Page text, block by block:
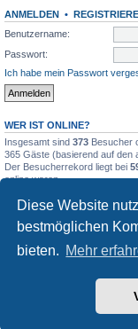
Diese Website
bestmöglichen
bieten. Mehr
ANMELDEN •
Benutzername:
Passwort:
Ich habe mein Passwort
WER IST ONLINE?
Insgesamt sind 373 Besucher
365 Gäste (basierend auf den
Der Besucherrekord liegt bei
online waren.
STATISTIK
Beiträge insgesamt207838•
Unser neuestes Mitglied:
Powered by